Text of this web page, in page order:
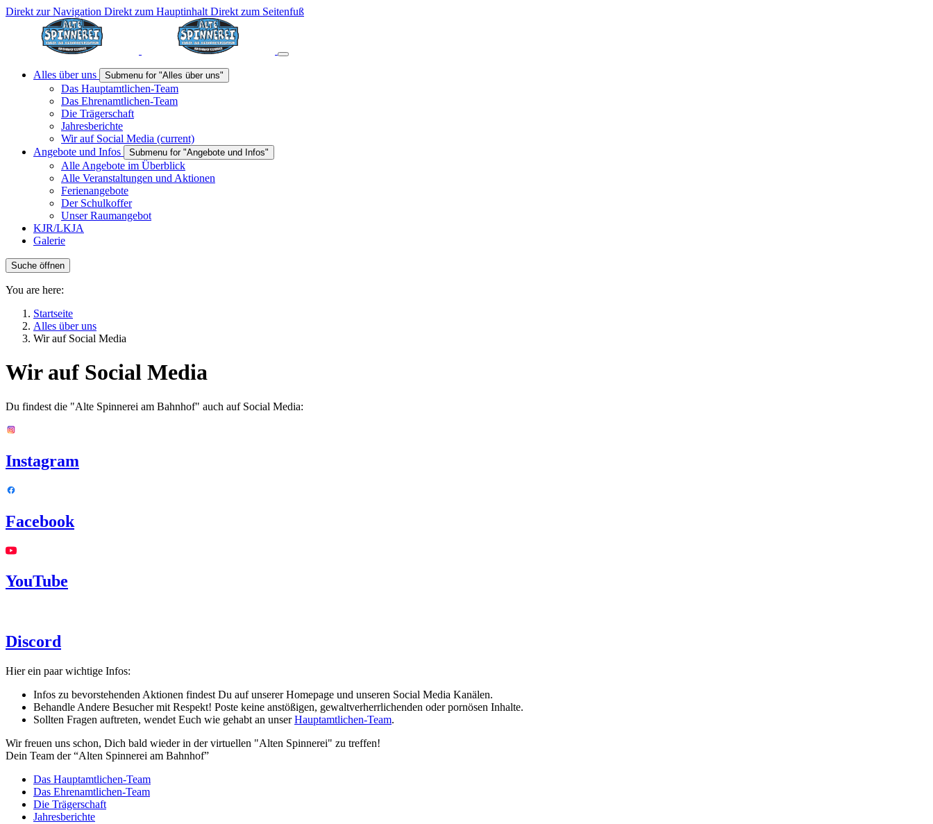
Direkt zur Navigation Direkt zum Hauptinhalt Direkt zum Seitenfuß
Alles über uns Submenu for "Alles über uns"
Das Hauptamtlichen-Team
Das Ehrenamtlichen-Team
Die Trägerschaft
Jahresberichte
Wir auf Social Media (current)
Angebote und Infos
Submenu for "Angebote und Infos"
Alle Angebote im Überblick
Alle Veranstaltungen und Aktionen
Ferienangebote
Der Schulkoffer
Unser Raumangebot
KJR/LKJA
Galerie
Suche öffnen
You are here:
Startseite
Alles über uns
Wir auf Social Media
Wir auf Social Media
Du findest die "Alte Spinnerei am Bahnhof" auch auf Social Media:
Instagram
Facebook
YouTube
Discord
Hier ein paar wichtige Infos:
Infos zu bevorstehenden Aktionen findest Du auf unserer Homepage und unseren Social Media Kanälen.
Behandle Andere Besucher mit Respekt! Poste keine anstößigen, gewaltverherrlichenden oder pornösen Inhalte.
Sollten Fragen auftreten, wendet Euch wie gehabt an unserHauptamtlichen-Team.
Wir freuen uns schon, Dich bald wieder in der virtuellen "Alten Spinnerei" zu treffen!
Dein Team der “Alten Spinnerei am Bahnhof”
Das Hauptamtlichen-Team
Das Ehrenamtlichen-Team
Die Trägerschaft
Jahresberichte